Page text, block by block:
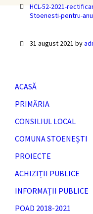
HCL-52-2021-
Stoenesti-pentru-
31 august 2021 by
ACASĂ
PRIMĂRIA
CONSILIUL LOCAL
COMUNA STOENEȘTI
PROIECTE
ACHIZIȚII PUBLICE
INFORMAȚII PUBLICE
POAD 2018-2021